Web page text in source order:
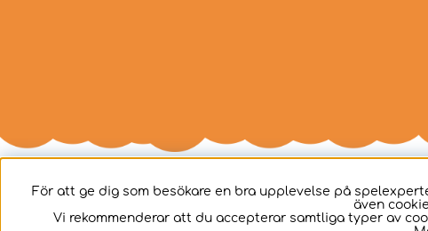
För att ge dig som besökare en bra upplevelse på
även
Vi rekommenderar att du accepterar samtliga typer av